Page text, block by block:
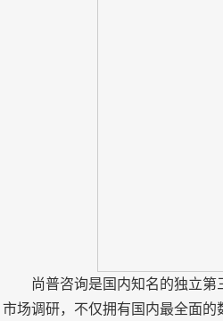
尚普咨询是国内知名的独立
市场调研，不仅拥有国内最全面的